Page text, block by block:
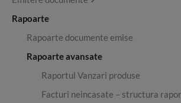
Rapoarte
Rapoarte documente emise
Rapoarte avansate
Raportul Vanzari produse
Facturi neincasate – structura